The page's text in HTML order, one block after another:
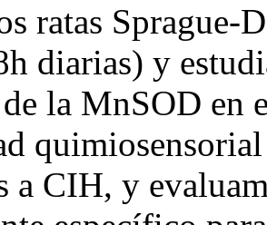
ratas Sprague-
diarias) y
la MnSOD en
a CIH, y